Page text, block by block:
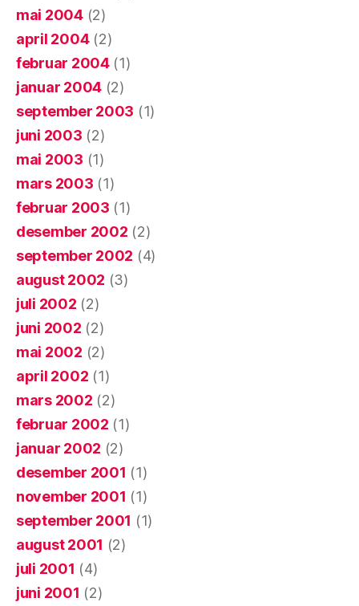
mai 2004(2)
april 2004(2)
februar 2004(1)
januar 2004 (2)
september 2003 (1)
juni 2003 (2)
mai 2003 (1)
mars 2003 (1)
februar 2003 (1)
desember 2002 (2)
september 2002 (4)
august 2002 (3)
juli 2002 (2)
juni 2002 (2)
mai 2002 (2)
april 2002 (1)
mars 2002 (2)
februar 2002 (1)
januar 2002 (2)
desember 2001 (1)
november 2001 (1)
september 2001 (1)
august 2001 (2)
juli 2001 (4)
juni 2001 (2)